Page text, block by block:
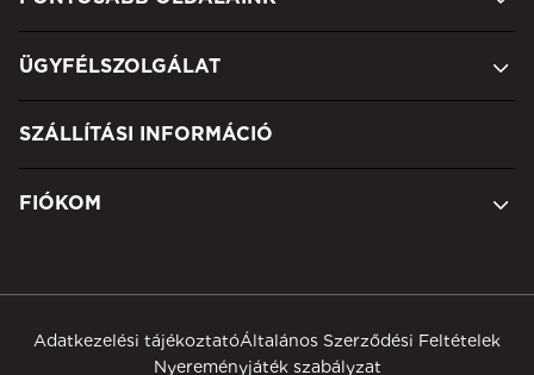
ÜGYFÉLSZOLGÁLAT
SZÁLLÍTÁSI INFORMÁCIÓ
FIÓKOM
Adatkezelési tájékoztatóÁltalános Szerződési Feltételek
Nyereményjáték szabályzat